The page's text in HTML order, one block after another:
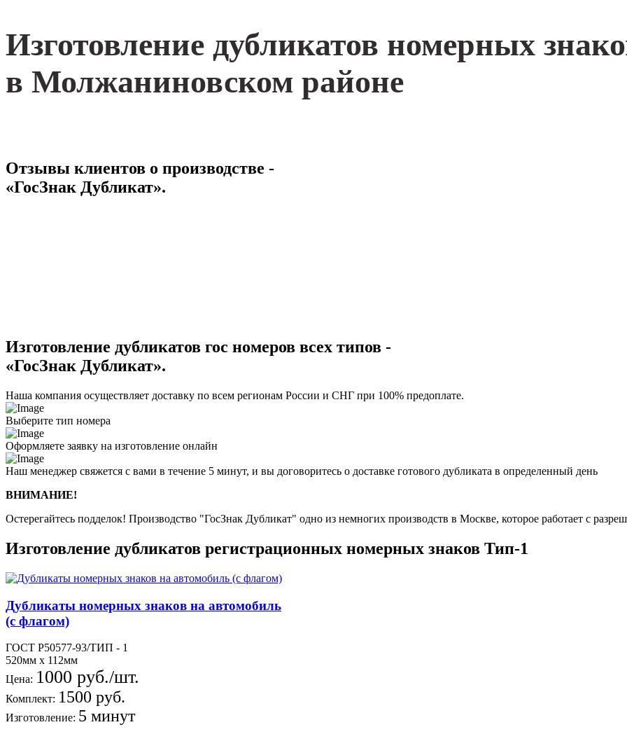
Изготовление дубликатов номерных
в Молжаниновском районе
Отзывы клиентов о производстве -
«ГосЗнак Дубликат».
Изготовление дубликатов гос номеров всех типов -
«ГосЗнак Дубликат».
Наша компания осуществляет доставку по всем регионам России и СНГ при 100% предоплате.
Выберите тип номера
Оформляете заявку на изготовление онлайн
Наш менеджер свяжется с вами в течение 5 минут, и вы договоритесь о доставке готового дубликата в определенный день
ВНИМАНИЕ!
Остерегайтесь подделок! Производство "ГосЗнак Дубликат" одно из немногих производств в Москве, которое работает с
Изготовление дубликатов регистрационных номерных знаков Тип-1
Дубликаты номерных знаков на автомобиль
(с флагом)
ГОСТ Р50577-93/ТИП - 1
520мм х 112мм
Цена: 1000 руб./шт.
Комплект: 1500 руб.
Изготовление: 5 минут